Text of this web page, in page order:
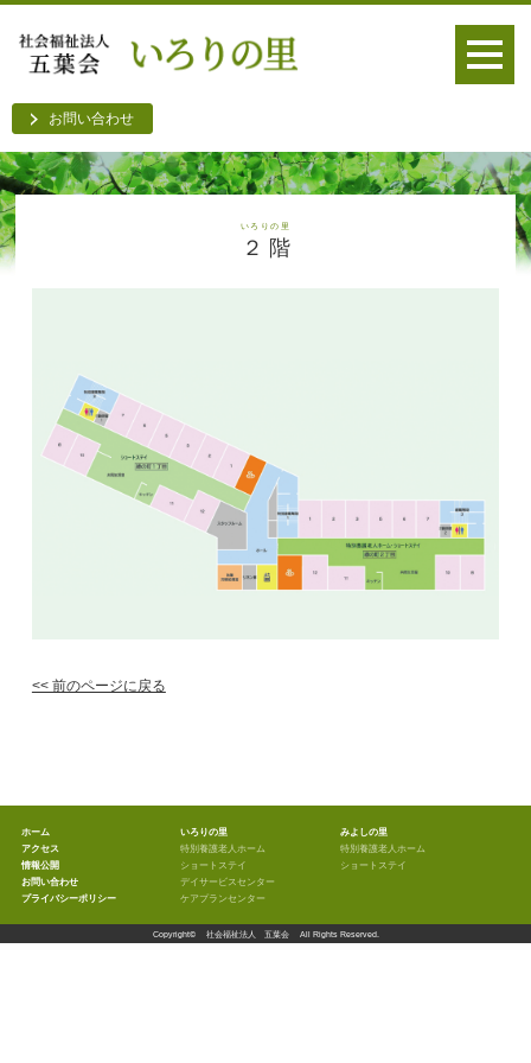
お問い合わせ
いろりの里
２ 階
<< 前のページに戻る
ホーム
アクセス
情報公開
お問い合わせ
プライバシーポリシー
いろりの里
特別養護老人ホーム
ショートステイ
デイサービスセンター
ケアプランセンター
みよしの里
特別養護老人ホーム
ショートステイ
Copyright© 社会福祉法人 五葉会 All Rights Reserved.